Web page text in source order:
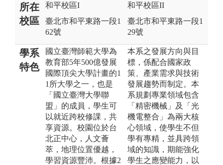
所在
校區
和平校區I
臺北市和平東路一段1
62號
和平校區II
臺北市和平東路一段1
29號
學系
特色
國立臺灣師範大學為
教育部5年500億發展
國際頂尖大學計畫的1
1所大學之一，也是
「國立臺灣大學聯
盟」的成員，學生可
以就近跨校修課，共
享資源。校園位於台
北正中心，人文薈
萃，地理位置優越，
學習資源豐沛。根據2
本系之發展方向與目
標，係配合國家政
策、產業需求與技術
發展趨勢而制定。本
系規劃專業領域包含
「精密機械」及「光
機電整合」為兩大核
心領域，使學生不但
學有專精，並具跨領
域的知識，期能強化
學生之應變能力，以